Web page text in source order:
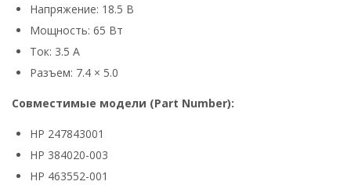
Напряжение: 18.5 В
Мощность: 65 Вт
Ток: 3.5 А
Разъем: 7.4 × 5.0
Совместимые модели (Part Number):
HP 247843001
HP 384020-003
HP 463552-001